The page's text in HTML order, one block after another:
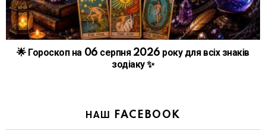
🌟 Гороскоп на 06 серпня 2026 року для всіх знаків
зодіаку ✨
НАШ FACEBOOK